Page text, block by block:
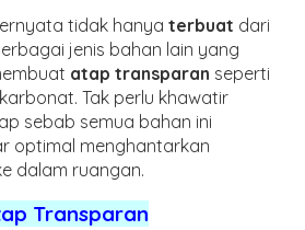
tidak hanya terbuat dari
jenis bahan lain yang
atap transparan seperti
Tak perlu khawatir
sebab semua bahan ini
optimal menghantarkan
dalam ruangan.
Transparan